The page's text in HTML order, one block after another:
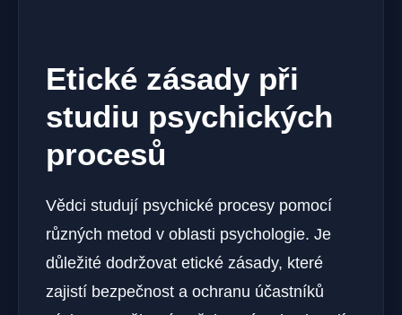
Etické zásady při
studiu psychických
procesů
Vědci studují psychické procesy pomocí
různých metod v oblasti psychologie. Je
důležité dodržovat etické zásady, které
zajistí bezpečnost a ochranu účastníků